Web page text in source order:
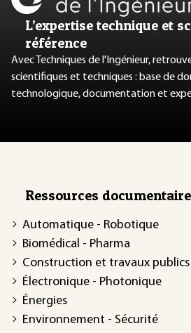
L’expertise technique et
référence
Avec Techniques de l'Ingénieur,
scientifiques et techniques : base de
technologique, documentation et
Ressources
Automatique - Robotique
Biomédical - Pharma
Construction et travaux publics
Électronique - Photonique
Énergies
Environnement - Sécurité